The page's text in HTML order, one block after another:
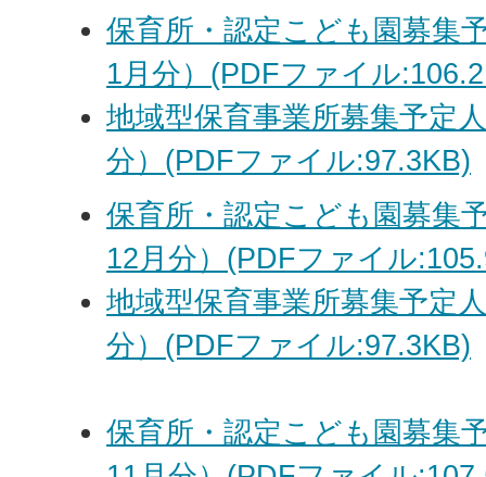
保育所・認定こども園募集
1月分）(PDFファイル
地域型保育事業所募集予定
分）(PDFファイル:97.3KB)
保育所・認定こども園募集
12月分）(PDFファイル
地域型保育事業所募集予定
分）(PDFファイル:97.3KB)
保育所・認定こども園募集